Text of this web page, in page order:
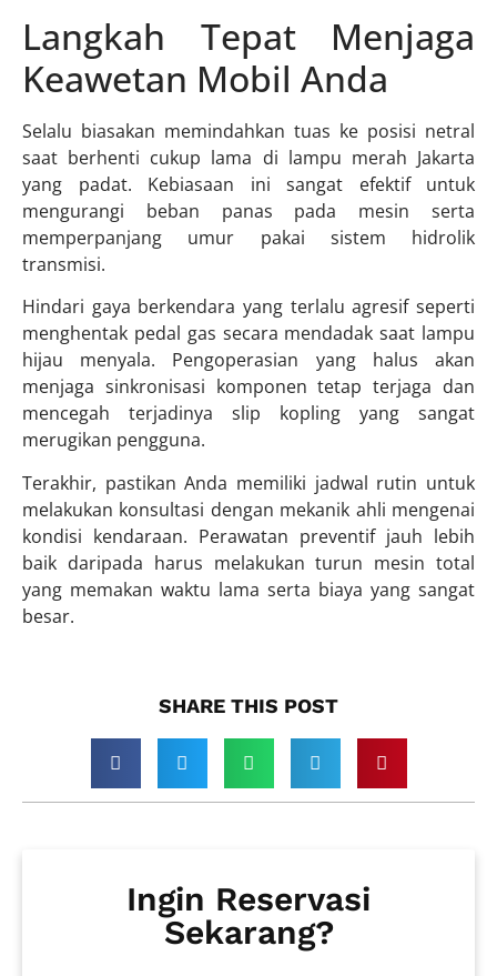
Langkah Tepat Menjaga
Keawetan Mobil Anda
Selalu biasakan memindahkan tuas ke posisi netral
saat berhenti cukup lama di lampu merah Jakarta
yang padat. Kebiasaan ini sangat efektif untuk
mengurangi beban panas pada mesin serta
memperpanjang umur pakai sistem hidrolik
transmisi.
Hindari gaya berkendara yang terlalu agresif seperti
menghentak pedal gas secara mendadak saat lampu
hijau menyala. Pengoperasian yang halus akan
menjaga sinkronisasi komponen tetap terjaga dan
mencegah terjadinya slip kopling yang sangat
merugikan pengguna.
Terakhir, pastikan Anda memiliki jadwal rutin untuk
melakukan konsultasi dengan mekanik ahli mengenai
kondisi kendaraan. Perawatan preventif jauh lebih
baik daripada harus melakukan turun mesin total
yang memakan waktu lama serta biaya yang sangat
besar.
SHARE THIS POST​
Ingin Reservasi
Sekarang?